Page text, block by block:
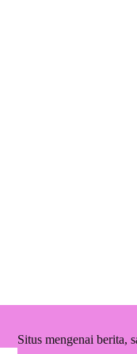
Situs mengenai berita,